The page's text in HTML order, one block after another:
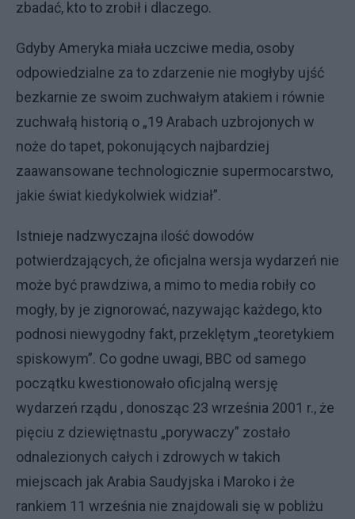
zbadać, kto to zrobił i dlaczego.
Gdyby Ameryka miała uczciwe media, osoby
odpowiedzialne za to zdarzenie nie mogłyby ujść
bezkarnie ze swoim zuchwałym atakiem i równie
zuchwałą historią o „19 Arabach uzbrojonych w
noże do tapet, pokonujących najbardziej
zaawansowane technologicznie supermocarstwo,
jakie świat kiedykolwiek widział”.
Istnieje nadzwyczajna ilość dowodów
potwierdzających, że oficjalna wersja wydarzeń nie
może być prawdziwa, a mimo to media robiły co
mogły, by je zignorować, nazywając każdego, kto
podnosi niewygodny fakt, przeklętym „teoretykiem
spiskowym”. Co godne uwagi, BBC od samego
początku kwestionowało oficjalną wersję
wydarzeń rządu , donosząc 23 września 2001 r., że
pięciu z dziewiętnastu „porywaczy” zostało
odnalezionych całych i zdrowych w takich
miejscach jak Arabia Saudyjska i Maroko i że
rankiem 11 września nie znajdowali się w pobliżu